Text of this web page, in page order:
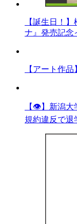
【誕生日！
ナ』発売記念
【アート作
【👁】新潟大
規約違反で退